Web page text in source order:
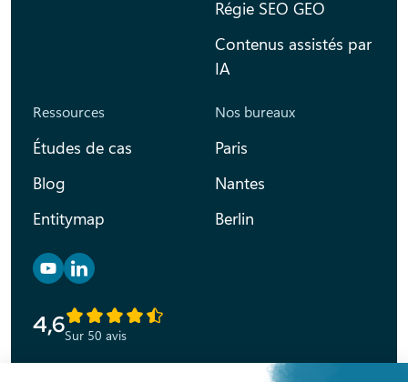
Régie SEO GEO
Contenus assistés par
IA
Ressources
Études de cas
Blog
Entitymap
Nos bureaux
Paris
Nantes
Berlin
Retrouvez nous sur YouTube
Retrouvez nous sur Linkedin
4,6Sur 50 avis